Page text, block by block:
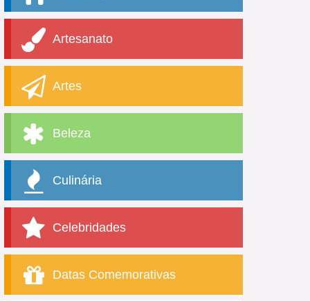
Artesanato
Artes
Beleza
Culinária
Celebridades
Datas Comemorativas